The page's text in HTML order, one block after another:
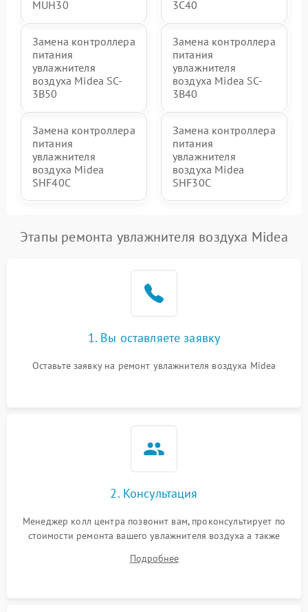
MUH30 3C40
Замена контроллера
питания
увлажнителя
воздуха Midea SC-
3B50
Замена контроллера
питания
увлажнителя
воздуха Midea SC-
3B40
Замена контроллера
питания
увлажнителя
воздуха Midea
SHF40C
Замена контроллера
питания
увлажнителя
воздуха Midea
SHF30C
Этапы ремонта увлажнителя воздуха Midea
1. Вы оставляете заявку
Оставьте заявку на ремонт увлажнителя воздуха Midea
2. Консультация
Менеджер колл центра позвонит вам, проконсультирует по
стоимости ремонта вашего увлажнителя воздуха а также
Подробнее